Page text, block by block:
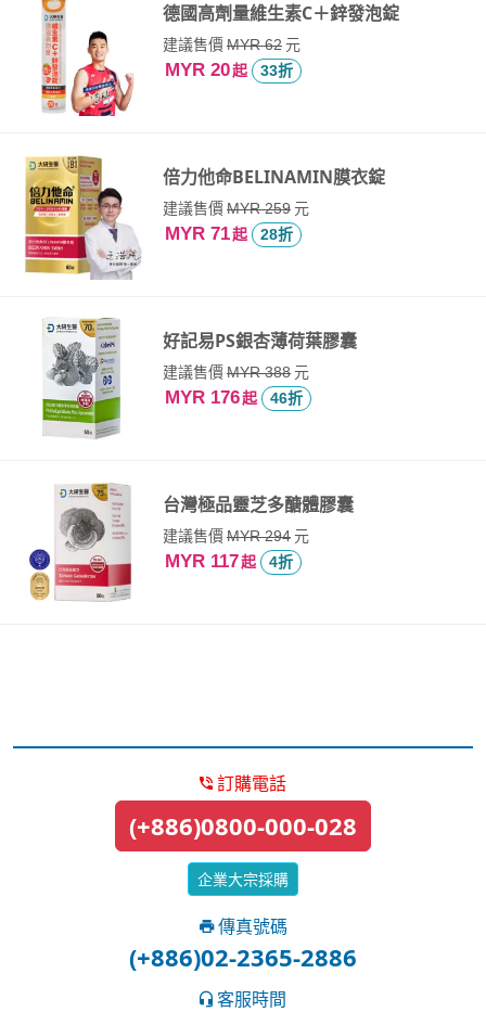
德國高劑量維生素C＋鋅發泡錠
建議售價MYR 62元
MYR 20起 33折
倍力他命BELINAMIN膜衣錠
建議售價MYR 259元
MYR 71起 28折
好記易PS銀杏薄荷葉膠囊
建議售價MYR 388元
MYR 176起 46折
台灣極品靈芝多醣體膠囊
建議售價MYR 294元
MYR 117起 4折
訂購電話
(+886)0800-000-028
企業大宗採購
傳真號碼
(+886)02-2365-2886
客服時間